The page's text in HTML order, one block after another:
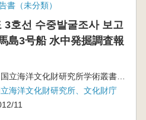
書（未分類）
3호선 수중발굴조사 보고
島3号船 水中発掘調査報
国立海洋文化財研究所学術叢書第27集
立海洋文化財研究所、文化財庁
11